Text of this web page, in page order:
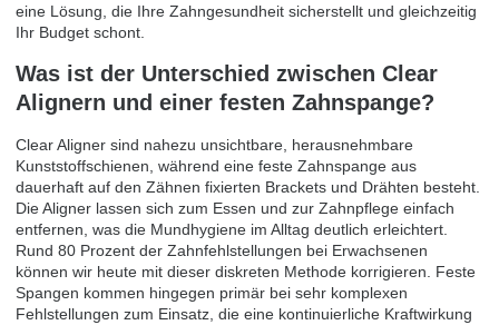
eine Lösung, die Ihre Zahngesundheit sicherstellt und gleichzeitig
Ihr Budget schont.
Was ist der Unterschied zwischen Clear
Alignern und einer festen Zahnspange?
Clear Aligner sind nahezu unsichtbare, herausnehmbare
Kunststoffschienen, während eine feste Zahnspange aus
dauerhaft auf den Zähnen fixierten Brackets und Drähten besteht.
Die Aligner lassen sich zum Essen und zur Zahnpflege einfach
entfernen, was die Mundhygiene im Alltag deutlich erleichtert.
Rund 80 Prozent der Zahnfehlstellungen bei Erwachsenen
können wir heute mit dieser diskreten Methode korrigieren. Feste
Spangen kommen hingegen primär bei sehr komplexen
Fehlstellungen zum Einsatz, die eine kontinuierliche Kraftwirkung